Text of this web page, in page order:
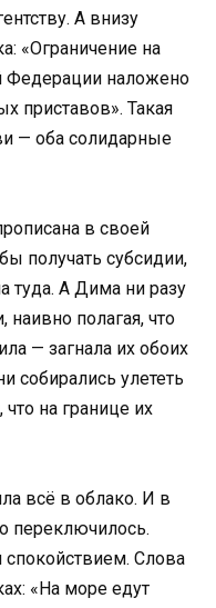
А внизу
«Ограничение на
Федерации наложено
приставов». Такая
— оба солидарные
в своей
получать субсидии,
туда. А Дима ни разу
наивно полагая, что
— загнала их обоих
собирались улететь
на границе их
всё в облако. И в
переключилось.
Слова
«На море едут